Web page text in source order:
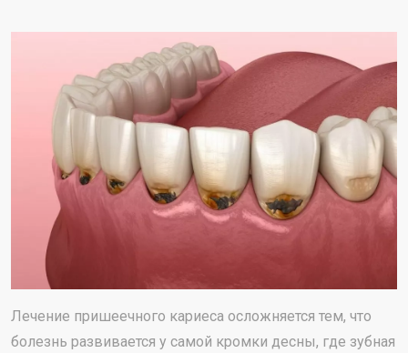
Лечение пришеечного кариеса осложняется тем, что
болезнь развивается у самой кромки десны, где зубная